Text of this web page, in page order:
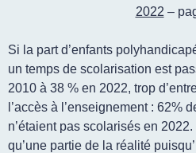
2022 –
Si la part d’enfants
un temps de scolarisation est
2010 à 38 % en 2022, trop
l’accès à l’enseignement : 62%
n’étaient pas scolarisés en
qu’une partie de la réalité